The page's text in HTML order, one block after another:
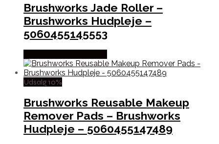
Brushworks Jade Roller –
Brushworks Hudpleje –
5060455145553
Udsalg 10%
Brushworks Reusable Makeup
Remover Pads – Brushworks
Hudpleje – 5060455147489